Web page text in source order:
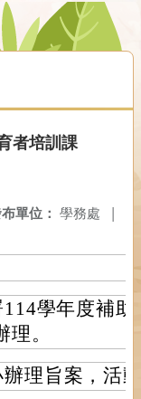
者培訓課
單位： 學務處 |
學年度補
。
理旨案，活